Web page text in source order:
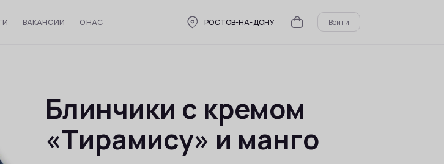
ВАКАНСИИ О НАС РОСТОВ-НА-ДОНУ Войти
Блинчики с кремом
«Тирамису» и манго